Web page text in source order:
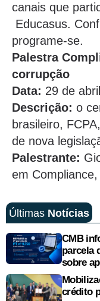
canais que
Educasus.
programe-se.
Palestra
corrupção
Data: 29 de
Descrição: o
brasileiro,
de nova
Palestrante:
em
Últimas Notícias
CMB
parcela
sobre
crédito